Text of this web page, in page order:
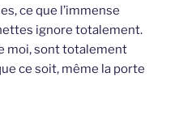
ce que l’immense
ignore totalement.
moi, sont totalement
ce soit, même la porte